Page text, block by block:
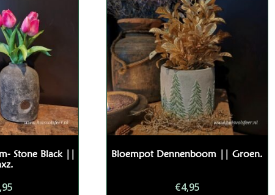
Stone Black ||
Bloempot Dennenboom || Groen.
€4,95